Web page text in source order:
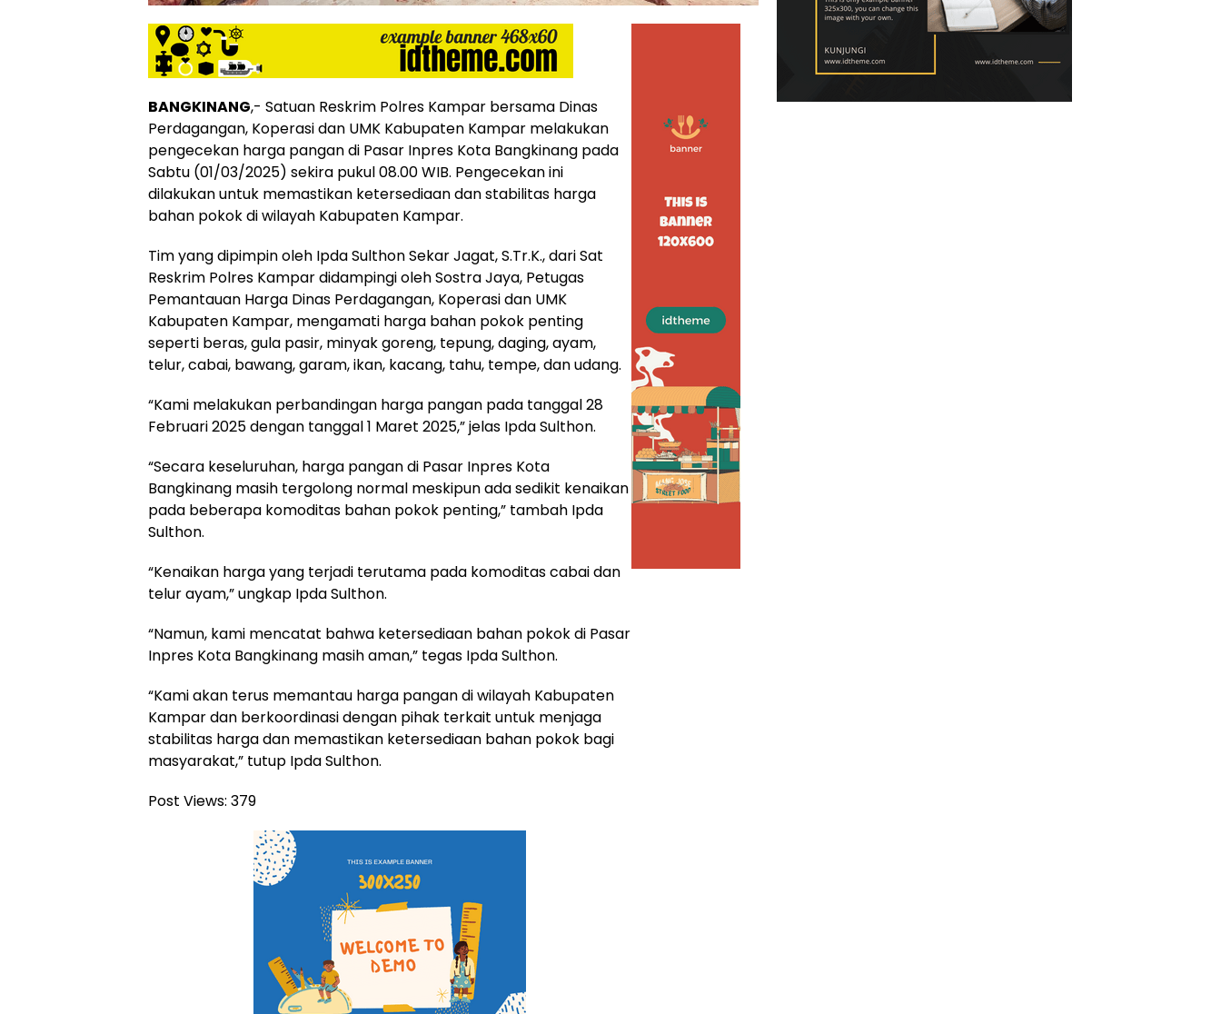
BANGKINANG,- Satuan Reskrim Polres Kampar bersama Dinas
Perdagangan, Koperasi dan UMK Kabupaten Kampar melakukan
pengecekan harga pangan di Pasar Inpres Kota Bangkinang pada
Sabtu (01/03/2025) sekira pukul 08.00 WIB. Pengecekan ini
dilakukan untuk memastikan ketersediaan dan stabilitas harga
bahan pokok di wilayah Kabupaten Kampar.
Tim yang dipimpin oleh Ipda Sulthon Sekar Jagat, S.Tr.K., dari Sat
Reskrim Polres Kampar didampingi oleh Sostra Jaya, Petugas
Pemantauan Harga Dinas Perdagangan, Koperasi dan UMK
Kabupaten Kampar, mengamati harga bahan pokok penting
seperti beras, gula pasir, minyak goreng, tepung, daging, ayam,
telur, cabai, bawang, garam, ikan, kacang, tahu, tempe, dan udang.
“Kami melakukan perbandingan harga pangan pada tanggal 28
Februari 2025 dengan tanggal 1 Maret 2025,” jelas Ipda Sulthon.
“Secara keseluruhan, harga pangan di Pasar Inpres Kota
Bangkinang masih tergolong normal meskipun ada sedikit kenaikan
pada beberapa komoditas bahan pokok penting,” tambah Ipda
Sulthon.
“Kenaikan harga yang terjadi terutama pada komoditas cabai dan
telur ayam,” ungkap Ipda Sulthon.
“Namun, kami mencatat bahwa ketersediaan bahan pokok di Pasar
Inpres Kota Bangkinang masih aman,” tegas Ipda Sulthon.
“Kami akan terus memantau harga pangan di wilayah Kabupaten
Kampar dan berkoordinasi dengan pihak terkait untuk menjaga
stabilitas harga dan memastikan ketersediaan bahan pokok bagi
masyarakat,” tutup Ipda Sulthon.
Post Views: 379